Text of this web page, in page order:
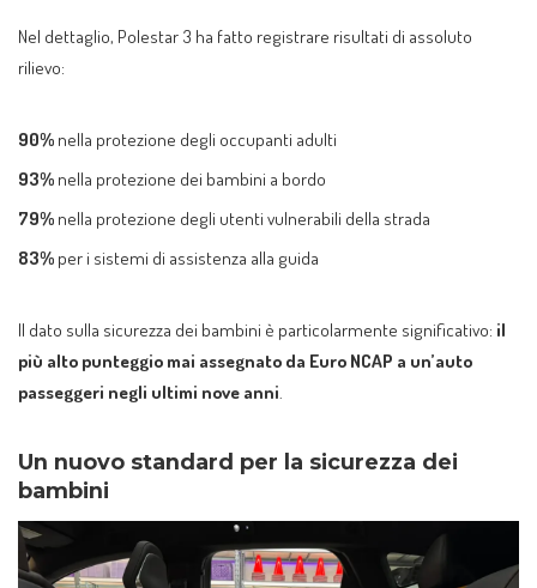
Nel dettaglio, Polestar 3 ha fatto registrare risultati di assoluto
rilievo:
90% nella protezione degli occupanti adulti
93% nella protezione dei bambini a bordo
79% nella protezione degli utenti vulnerabili della strada
83% per i sistemi di assistenza alla guida
Il dato sulla sicurezza dei bambini è particolarmente significativo: il
più alto punteggio mai assegnato da Euro NCAP a un’auto
passeggeri negli ultimi nove anni.
Un nuovo standard per la sicurezza dei
bambini